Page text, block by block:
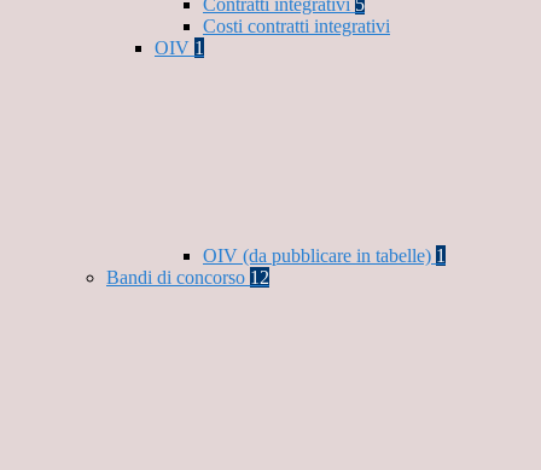
Contratti integrativi 5
Costi contratti integrativi
OIV 1
OIV (da pubblicare in tabelle) 1
Bandi di concorso 12